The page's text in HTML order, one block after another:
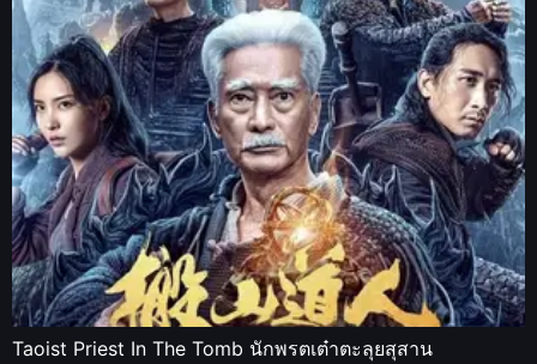
Taoist Priest In The Tomb นักพรตเต๋าตะลุยสุสาน